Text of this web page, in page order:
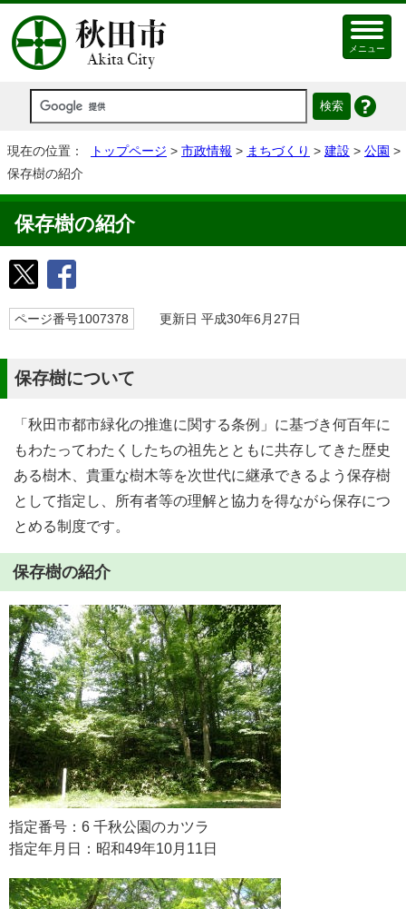
メニュー
現在の位置： トップページ > 市政情報 > まちづくり > 建設 > 公園 >
保存樹の紹介
保存樹の紹介
ページ番号1007378 更新日 平成30年6月27日
保存樹について
「秋田市都市緑化の推進に関する条例」に基づき何百年に
もわたってわたくしたちの祖先とともに共存してきた歴史
ある樹木、貴重な樹木等を次世代に継承できるよう保存樹
として指定し、所有者等の理解と協力を得ながら保存につ
とめる制度です。
保存樹の紹介
指定番号：6 千秋公園のカツラ
指定年月日：昭和49年10月11日